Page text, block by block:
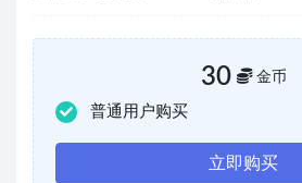
30 金币
普通用户购买
立即购买